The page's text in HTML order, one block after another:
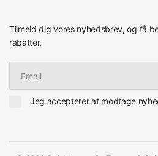
Tilmeld dig vores nyhedsbrev, og få
rabatter.
Jeg accepterer at modtage